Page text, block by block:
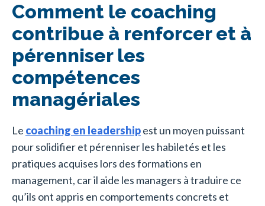
Comment le coaching
contribue à renforcer et à
pérenniser les
compétences
managériales
Le coaching en leadershipest un moyen puissant
pour solidifier et pérenniser les habiletés et les
pratiques acquises lors des formations en
management, car il aide les managers à traduire ce
qu’ils ont appris en comportements concrets et